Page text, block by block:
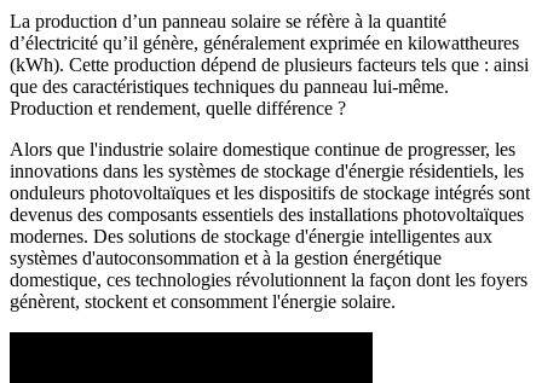
La production d’un panneau solaire se réfère à la quantité
d’électricité qu’il génère, généralement exprimée en kilowattheures
(kWh). Cette production dépend de plusieurs facteurs tels que : ainsi
que des caractéristiques techniques du panneau lui-même.
Production et rendement, quelle différence ?
Alors que l'industrie solaire domestique continue de progresser, les
innovations dans les systèmes de stockage d'énergie résidentiels, les
onduleurs photovoltaïques et les dispositifs de stockage intégrés sont
devenus des composants essentiels des installations photovoltaïques
modernes. Des solutions de stockage d'énergie intelligentes aux
systèmes d'autoconsommation et à la gestion énergétique
domestique, ces technologies révolutionnent la façon dont les foyers
génèrent, stockent et consomment l'énergie solaire.